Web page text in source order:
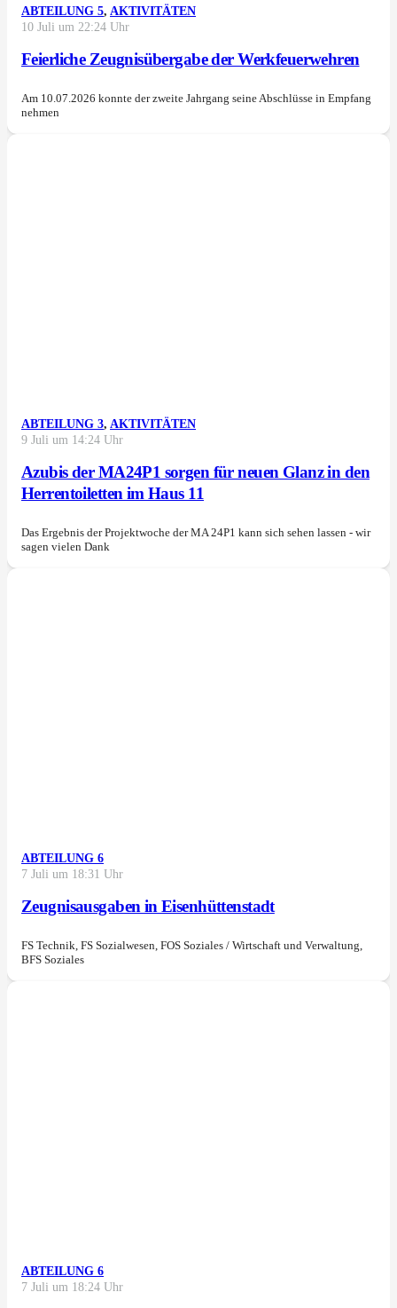
ABTEILUNG 5, AKTIVITÄTEN
10 Juli um 22:24 Uhr
Feierliche Zeugnisübergabe der Werkfeuerwehren
Am 10.07.2026 konnte der zweite Jahrgang seine Abschlüsse in Empfang
nehmen
ABTEILUNG 3, AKTIVITÄTEN
9 Juli um 14:24 Uhr
Azubis der MA24P1 sorgen für neuen Glanz in den
Herrentoiletten im Haus 11
Das Ergebnis der Projektwoche der MA 24P1 kann sich sehen lassen - wir
sagen vielen Dank
ABTEILUNG 6
7 Juli um 18:31 Uhr
Zeugnisausgaben in Eisenhüttenstadt
FS Technik, FS Sozialwesen, FOS Soziales / Wirtschaft und Verwaltung,
BFS Soziales
ABTEILUNG 6
7 Juli um 18:24 Uhr